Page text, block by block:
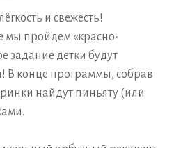
и свежесть!
мы пройдем «красно-
задание детки будут
В конце программы, собрав
найдут пиньяту (или